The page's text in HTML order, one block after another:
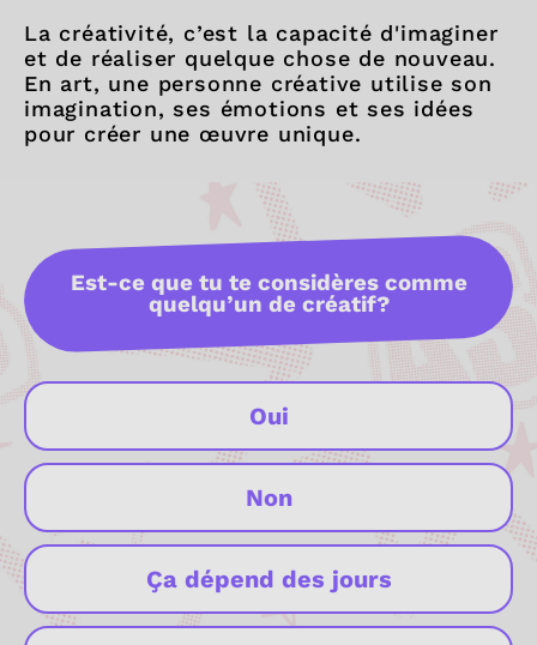
La créativité, c’est la capacité d'imaginer
et de réaliser quelque chose de nouveau.
En art, une personne créative utilise son
imagination, ses émotions et ses idées
pour créer une œuvre unique.
Est-ce que tu te considères comme
quelqu’un de créatif?
Oui
Non
Ça dépend des jours